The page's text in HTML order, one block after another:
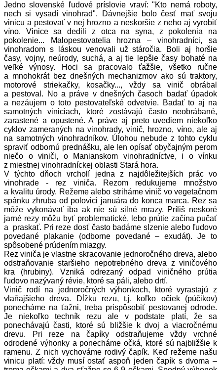
Jedno slovenské ľudové príslovie vraví: "Kto nemá roboty,
nech si vysadí vinohrad". Dávnejšie bolo česť mať svoju
vinicu a pestovať v nej hrozno a neskoršie z neho aj vyrobiť
víno. Vinice sa dedili z otca na syna, z pokolenia na
pokolenie... Malopestovatelia hrozna – vinohradníci, sa
vinohradom s láskou venovali už stáročia. Boli aj horšie
časy, vojny, neúrody, suchá, a aj tie lepšie časy bohaté na
veľké výnosy. Hoci sa pracovalo ťažšie, všetko ručne
a mnohokrát bez dnešných mechanizmov ako sú traktory,
motorové striekačky, kosačky..., vždy sa vinič obrábal
a pestoval. No a práve v dnešných časoch badať úpadok
a nezáujem o toto pestovateľské odvetvie. Badať to aj na
samotných viniciach, ktoré zostávajú často neobrábané,
zarastené a opustené. A práve aj preto uvediem niekoľko
cyklov zameraných na vinohrady, vinič, hrozno, víno, ale aj
na samotných vinohradníkov. Úlohou nebude z tohto cyklu
spraviť odbornú prednášku, ale len opísať obyčajným perom
niečo o viniči, o Manianskom vinohradníctve, i o vínku
z miestnej vinohradníckej oblasti Stará hora.
V týchto dňoch vrcholí jedna z najdôležitejších prác vo
vinohrade - rez viniča. Rezom redukujeme množstvo
a kvalitu úrody. Režeme alebo striháme vinič vo vegetačnom
spánku zhruba od polovici januára do konca marca. Rez sa
môže vykonávať iba ak nie sú silné mrazy. Príliš neskoré
jarné rezy môžu byť problematické, lebo prútie začína pučať
a praskať. Pri reze dosť často badáme slzenie alebo ľudovo
povedané plakanie (odborne povedané – exudát). Je to
spôsobené prúdením miazgy.
Rez viniča je vlastne skracovanie jednoročného dreva, alebo
odstraňovanie staršieho nepotrebného dreva z viničového
kra (hrubiny). Vzniká odrezaný odpad viničného prútia
ľudovo nazývaný révie, ktoré sa páli, alebo drtí.
Vinič rodí na jednoročných výhonkoch, ktoré vyrastajú z
vlaňajšieho dreva. Dĺžku rezu, t.j. koľko očiek (púčikov)
ponecháme na ťažni, treba prispôsobiť pestovanej odrode.
Je niekoľko techník rezu ale v podstate platí, že sa
ponechávajú časti, ktoré sú bližšie k dvoj a viacročnému
drevu. Pri reze na čapíky odstraňujeme vždy vrchné
odrodené výhonky a ponecháme očká, ktoré sú najbližšie k
ramenu. Z nich vychováme rodivý čapík. Keď režeme našu
vinicu platí: vždy musí ostať aspoň jeden čapík s dvoma –